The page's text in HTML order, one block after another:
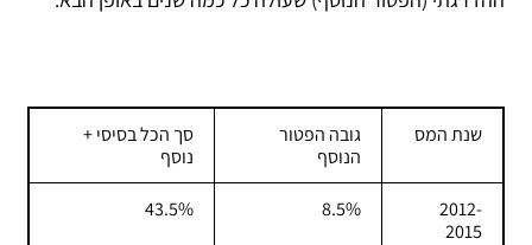
שנת המס
גובה הפטור
הנוסף
סך הכל בסיסי +
נוסף
2012-
2015
8.5%
43.5%